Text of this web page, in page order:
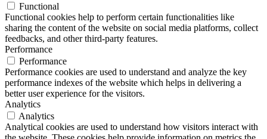
Functional
Functional cookies help to perform certain functionalities like
sharing the content of the website on social media platforms, collect
feedbacks, and other third-party features.
Performance
Performance
Performance cookies are used to understand and analyze the key
performance indexes of the website which helps in delivering a
better user experience for the visitors.
Analytics
Analytics
Analytical cookies are used to understand how visitors interact with